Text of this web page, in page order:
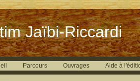
Jaïbi-Riccardi
Parcours Ouvrages Aide à